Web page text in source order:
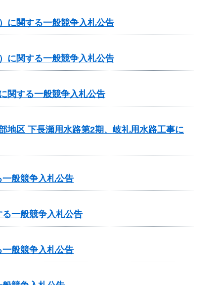
に関する一般競争入札公告
に関する一般競争入札公告
関する一般競争入札公告
地区 下長瀬用水路第2期、岐礼用水路工事に
般競争入札公告
一般競争入札公告
般競争入札公告